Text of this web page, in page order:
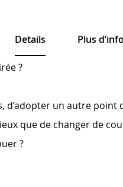
Details
?
d’adopter un autre point
que de changer de
?
Plus